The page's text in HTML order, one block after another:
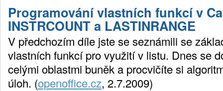
Programování vlastních funkcí v
INSTRCOUNT a LASTINRANGE
V předchozím díle jste se seznámili se
vlastních funkcí pro využití v listu. Dnes se
celými oblastmi buněk a procvičíte si
úloh. (openoffice.cz, 2.7.2009)